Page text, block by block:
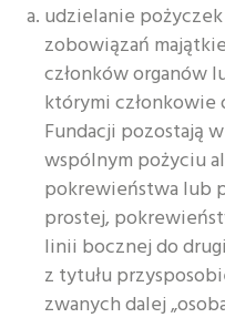
udzielanie
zobowiązań
członków organów
którymi członkowie
Fundacji pozostają
wspólnym pożyciu
pokrewieństwa lub
prostej,
linii bocznej do
z tytułu
zwanych dalej